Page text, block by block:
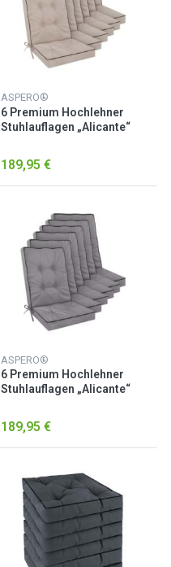
ASPERO®
6 Premium Hochlehner
Stuhlauflagen „Alicante“
189,95 €
ASPERO®
6 Premium Hochlehner
Stuhlauflagen „Alicante“
189,95 €